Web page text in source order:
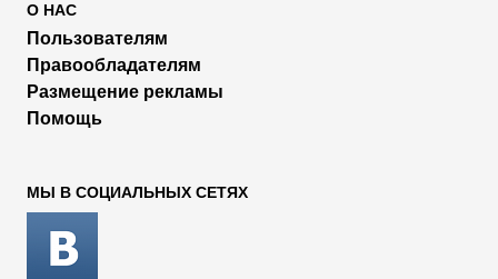
О НАС
Пользователям
Правообладателям
Размещение рекламы
Помощь
МЫ В СОЦИАЛЬНЫХ СЕТЯХ